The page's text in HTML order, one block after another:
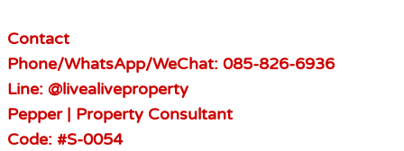
Contact
Phone/WhatsApp/WeChat: 085-826-6936
Line: @livealiveproperty
Pepper | Property Consultant
Code: #S-0054